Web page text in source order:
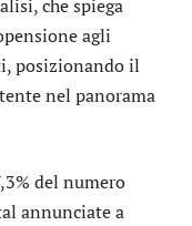
che spiega
agli
posizionando il
nel panorama
del numero
annunciate a